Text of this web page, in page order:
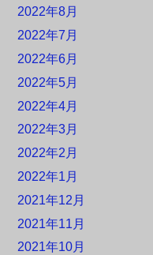
2022年8月
2022年7月
2022年6月
2022年5月
2022年4月
2022年3月
2022年2月
2022年1月
2021年12月
2021年11月
2021年10月